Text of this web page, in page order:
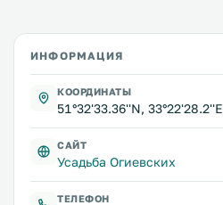
ИНФОРМАЦИЯ
КООРДИНАТЫ
51°32'33.36''N, 33°22'28.2''E
САЙТ
Усадьба Огиевских
ТЕЛЕФОН